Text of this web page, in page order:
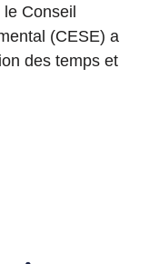
Conseil
(CESE) a
des temps et